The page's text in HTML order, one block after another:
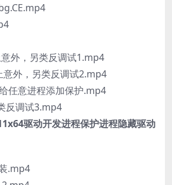
外，另类反调试1.mp4
意外，另类反调试2.mp4
任意进程添加保护.mp4
反调试3.mp4
驱动开发进程保护进程隐藏驱动
.mp4